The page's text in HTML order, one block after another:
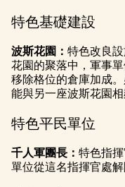
特色基礎建設
波斯花園： 特色改良
花園的聚落中，軍事
移除格位的倉庫加成
能與另一座波斯花園相
特色平民單位
千人軍團長： 特色指
單位從這名指揮官處解